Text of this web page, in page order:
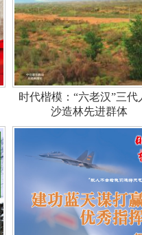
时代楷模：“六老汉”三代
沙造林先进群体